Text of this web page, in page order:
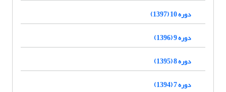
دوره 10 (1397)
دوره 9 (1396)
دوره 8 (1395)
دوره 7 (1394)